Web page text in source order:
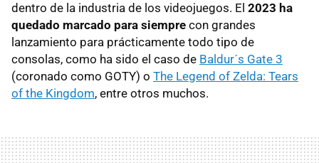
dentro de la industria de los videojuegos. El 2023 ha
quedado marcado para siempre con grandes
lanzamiento para prácticamente todo tipo de
consolas, como ha sido el caso de Baldur´s Gate 3
(coronado como GOTY) o The Legend of Zelda: Tears
of the Kingdom, entre otros muchos.